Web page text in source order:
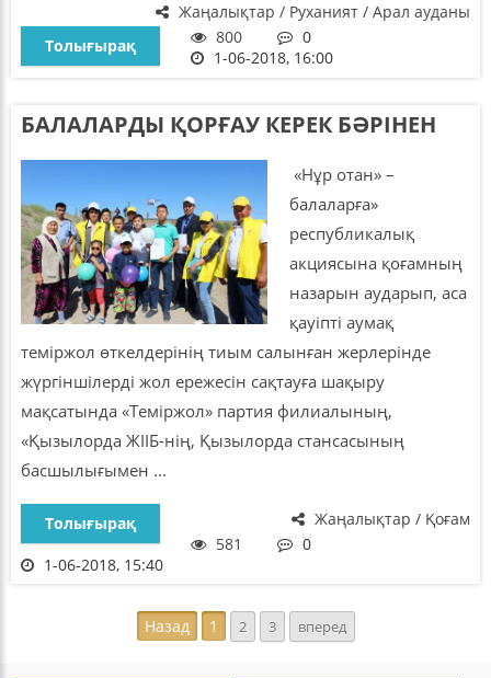
Жаңалықтар / Руханият / Арал ауданы
Толығырақ
800
0
1-06-2018, 16:00
БАЛАЛАРДЫ ҚОРҒАУ КЕРЕК БӘРІНЕН
«Нұр отан» –
балаларға»
республикалық
акциясына қоғамның
назарын аударып, аса
қауіпті аумақ
теміржол өткелдерінің тиым салынған жерлерінде
жүргіншілерді жол ережесін сақтауға шақыру
мақсатында «Теміржол» партия филиалының,
«Қызылорда ЖІІБ-нің, Қызылорда стансасының
басшылығымен ...
Жаңалықтар / Қоғам
Толығырақ
581
0
1-06-2018, 15:40
Назад 1 2 3 вперед